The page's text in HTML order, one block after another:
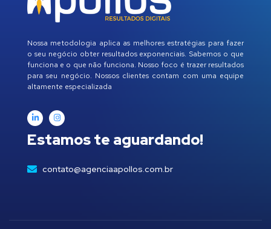
Nossa metodologia aplica as melhores estratégias para fazer
o seu negócio obter resultados exponenciais. Sabemos o que
funciona e o que não funciona. Nosso foco é trazer resultados
para seu negócio. Nossos clientes contam com uma equipe
altamente especializada
Estamos te aguardando!
contato@agenciaapollos.com.br